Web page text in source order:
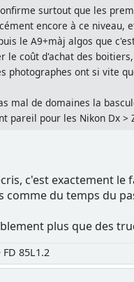
surtout que les
encore à ce niveau,
le A9+màj algos que
le coût d'achat des
photographes ont si vite
mal de domaines la
pareil pour les Nikon Dx >
c'est exactement
comme du temps du
plus que des
FD 85L1.2